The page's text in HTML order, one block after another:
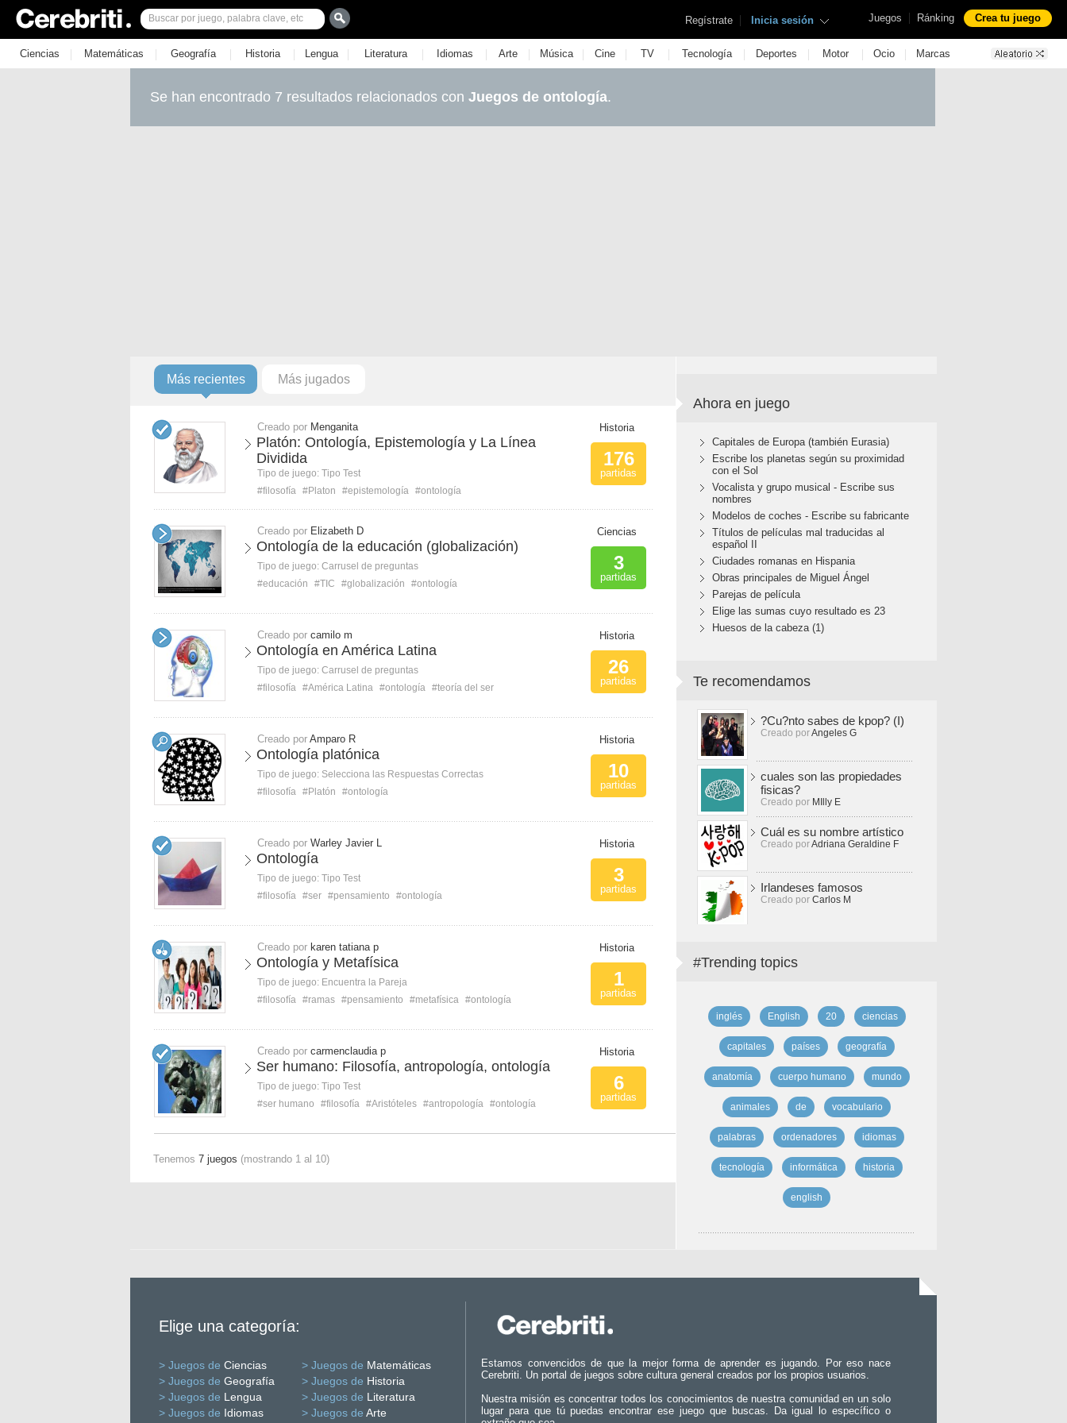
Juegos | Ránking Crea tu juego
Regístrate | Inicia sesión
Ciencias | Matemáticas | Geografía | Historia | Lengua | Literatura | Idiomas | Arte | Música | Cine | TV | Tecnología | Deportes | Motor | Ocio | Marcas
Se han encontrado 7 resultados relacionados con Juegos de ontología.
Más recientes Más jugados
Creado por Menganita
Platón: Ontología, Epistemología y La Línea
Dividida
Tipo de juego: Tipo Test
#filosofía #Platon #epistemología #ontología
Historia
176
partidas
Creado por Elizabeth D
Ontología de la educación (globalización)
Tipo de juego: Carrusel de preguntas
#educación
#TIC #globalización #ontología
Ciencias
3
partidas
Creado por camilo m
Ontología en América Latina
Tipo de juego: Carrusel de preguntas
#filosofía #América Latina #ontología #teoría del ser
Historia
26
partidas
Creado por Amparo R
Ontología platónica
Tipo de juego: Selecciona las Respuestas Correctas
#filosofía #Platón #ontología
Historia
10
partidas
Creado por Warley Javier L
Ontología
Tipo de juego: Tipo Test
#filosofía #ser #pensamiento #ontología
Historia
3
partidas
Creado por karen tatiana p
Ontología y Metafísica
Tipo de juego: Encuentra la Pareja
#filosofía #ramas #pensamiento #metafísica #ontología
Historia
1
partidas
Creado por carmenclaudia p
Ser humano: Filosofía, antropología, ontología
Tipo de juego: Tipo Test
#ser humano
#filosofía #Aristóteles #antropología #ontología
Historia
6
partidas
Tenemos 7 juegos (mostrando 1 al 10)
Ahora en juego
Capitales de Europa (también Eurasia)
Escribe los planetas según su proximidad
con el Sol
Vocalista y grupo musical - Escribe sus
nombres
Modelos de coches - Escribe su fabricante
Títulos de películas mal traducidas al
español II
Ciudades romanas en Hispania
Obras principales de Miguel Ángel
Parejas de película
Elige las sumas cuyo resultado es 23
Huesos de la cabeza (1)
Te recomendamos
?Cu?nto sabes de kpop? (I)
Creado porAngeles G
cuales son las propiedades
fisicas?
Creado por MIlly E
Cuál es su nombre artístico
Creado porAdriana Geraldine F
Irlandeses famosos
Creado por Carlos M
#Trending topics
inglés English 20 ciencias
capitales países geografía
anatomía cuerpo humano mundo
animales de vocabulario
palabras ordenadores idiomas
tecnología informática historia
english
Elige una categoría:
> Juegos de Ciencias > Juegos de Matemáticas
> Juegos de Geografía > Juegos de Historia
> Juegos de Lengua > Juegos de Literatura
> Juegos de Idiomas > Juegos de Arte
Estamos convencidos de que la mejor forma de aprender es jugando. Por eso nace
Cerebriti. Un portal de juegos sobre cultura general creados por los propios usuarios.
Nuestra misión es concentrar todos los conocimientos de nuestra comunidad en un solo
lugar para que tú puedas encontrar ese juego que buscas. Da igual lo específico o